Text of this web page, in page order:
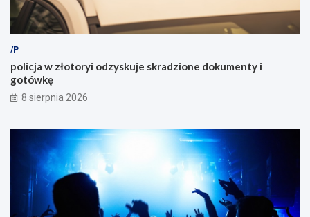
/P
policja w złotoryi odzyskuje skradzione dokumenty i
gotówkę
8 sierpnia 2026